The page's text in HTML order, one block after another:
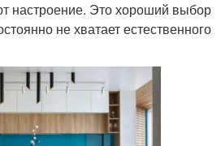
настроение. Это хороший выбор
не хватает естественного